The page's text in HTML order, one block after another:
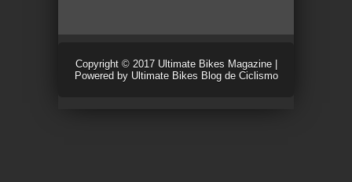
Copyright © 2017 Ultimate Bikes Magazine|
Powered by Ultimate Bikes Blog de Ciclismo